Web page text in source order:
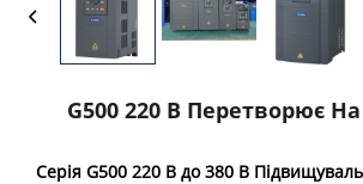
G500 220 В Перетворює
Серія G500 220 В до 380 В